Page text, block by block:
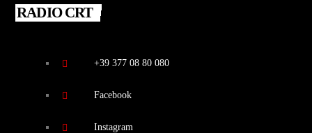
RADIO CRT
+39 377 08 80 080
Facebook
Instagram